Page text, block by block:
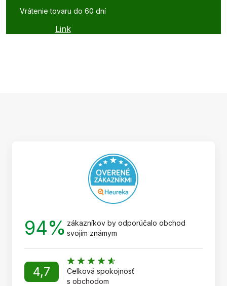
Vrátenie tovaru do 60 dní
Link
94% zákazníkov by odporúčalo obchod
svojim známym
4,7
Celková spokojnosť
s obchodom